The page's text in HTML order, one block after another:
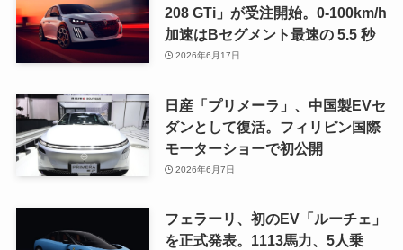
208 GTi」が受注開始。0-100km/h
加速はBセグメント最速の 5.5 秒
2026年6月17日
日産「プリメーラ」、中国製EVセ
ダンとして復活。フィリピン国際
モーターショーで初公開
2026年6月7日
フェラーリ、初のEV「ルーチェ」
を正式発表。1113馬力、5人乗